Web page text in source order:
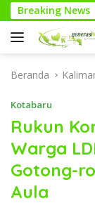
Langsung
ke
konten
Breaking News
Ekoteologi
Beranda
Kotabaru
Rukun
Warga
Gotong-
Aula